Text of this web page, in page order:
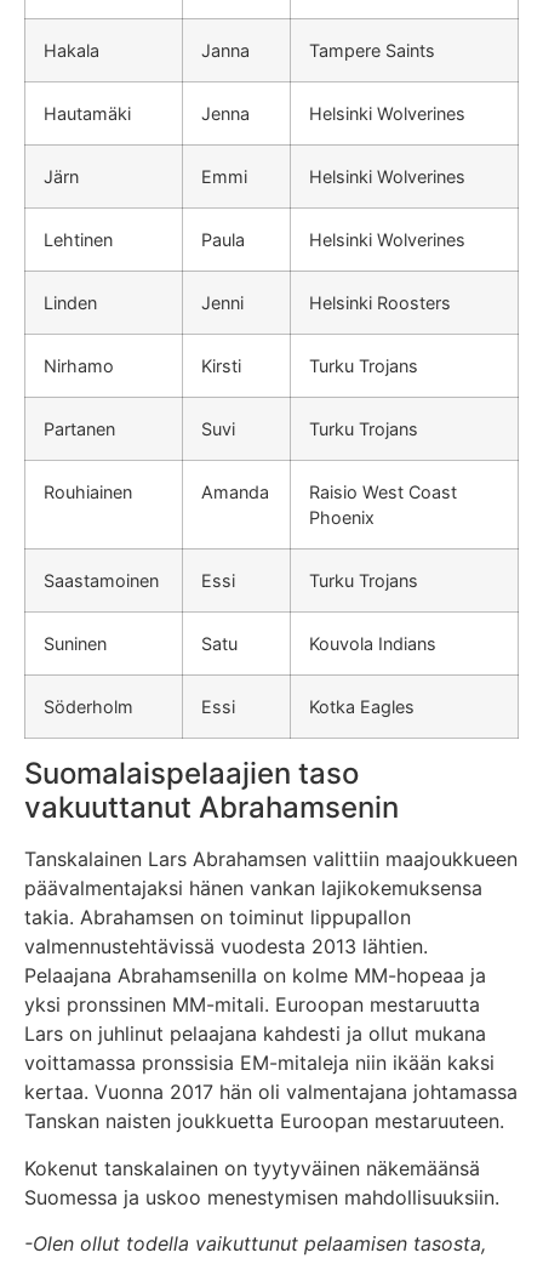
Hakala Janna Tampere Saints
Hautamäki Jenna Helsinki Wolverines
Järn Emmi Helsinki Wolverines
Lehtinen Paula Helsinki Wolverines
Linden Jenni Helsinki Roosters
Nirhamo Kirsti Turku Trojans
Partanen Suvi Turku Trojans
Rouhiainen Amanda
Raisio West Coast
Phoenix
Saastamoinen Essi Turku Trojans
Suninen Satu Kouvola Indians
Söderholm Essi Kotka Eagles
Suomalaispelaajien taso
vakuuttanut Abrahamsenin
Tanskalainen Lars Abrahamsen valittiin maajoukkueen
päävalmentajaksi hänen vankan lajikokemuksensa
takia. Abrahamsen on toiminut lippupallon
valmennustehtävissä vuodesta 2013 lähtien.
Pelaajana Abrahamsenilla on kolme MM-hopeaa ja
yksi pronssinen MM-mitali. Euroopan mestaruutta
Lars on juhlinut pelaajana kahdesti ja ollut mukana
voittamassa pronssisia EM-mitaleja niin ikään kaksi
kertaa. Vuonna 2017 hän oli valmentajana johtamassa
Tanskan naisten joukkuetta Euroopan mestaruuteen.
Kokenut tanskalainen on tyytyväinen näkemäänsä
Suomessa ja uskoo menestymisen mahdollisuuksiin.
-Olen ollut todella vaikuttunut pelaamisen tasosta,